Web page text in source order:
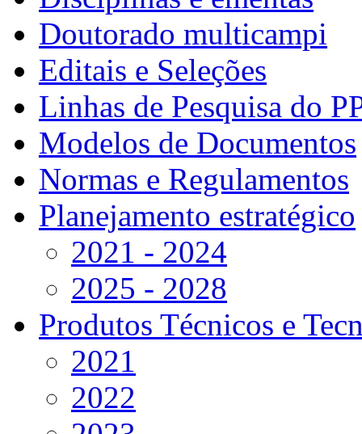
Doutorado multicampi
Editais e Seleções
Linhas de Pesquisa do
Modelos de Documentos
Normas e Regulamentos
Planejamento estratégico
2021 - 2024
2025 - 2028
Produtos Técnicos e
2021
2022